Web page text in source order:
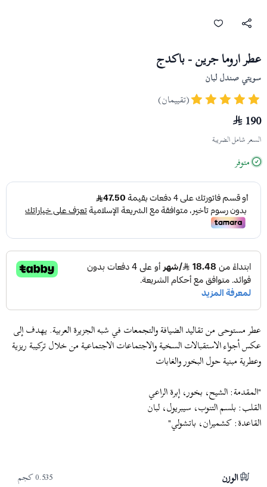
عطر اروما جرين - باكدج
سويتي صندل لبان
(تقييمان)
190
السعر شامل الضريبة
متوفر
عطر مستوحى من تقاليد الضيافة والتجمعات في شبه الجزيرة العربية. يهدف إلى
عكس أجواء الاستقبالات السخية والاجتماعات الاجتماعية من خلال تركيبة ريزية
وعطرية مبنية حول البخور والغابات
"المقدمة: الشيح، بخور، إبرة الراعي
القلب: بلسم التنوب، سيبريول، لبان
القاعدة: كشميران، باتشولي"
الوزن 0.535 كجم